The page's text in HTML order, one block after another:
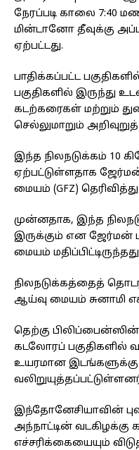
நேரப்படி காலை 7:40
மின்டானோ தீவுக்கு
ஏற்பட்டது.
பாதிக்கப்பட்ட
பகுதிகளில் இருந்து
கடற்கரைகள் மற்றும்
செல்லுமாறும்
இந்த நிலநடுக்கம் 10
ஏற்பட்டுள்ளதாக
மையம் (GFZ)
முன்னதாக, இந்த
இருக்கும் என ஜேர்மன்
மையம்
நிலநடுக்கத்தைத்
ஆய்வு மையம் சுனாமி
தெற்கு
கடலோரப் பகுதிகளில்
உயரமான இடங்களுக்கு
இந்தோனேசியாவின்
அந்நாட்டின் வடகிழக்கு
எச்சரிக்கையையும்